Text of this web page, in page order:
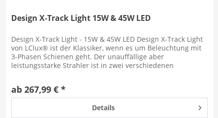
Design X-Track Light 15W & 45W LED
Design X-Track Light - 15W & 45W LED Design X-Track Light
von LClux® ist der Klassiker, wenn es um Beleuchtung mit
3-Phasen Schienen geht. Der unauffällige aber
leistungsstarke Strahler ist in zwei verschiedenen
ab 267,99 € *
Details